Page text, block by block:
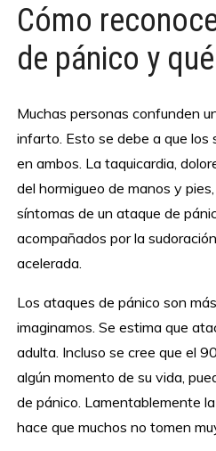
Cómo
de pánico y
Muchas personas confunden
infarto. Esto se debe a que los
en ambos. La taquicardia,
del hormigueo de manos y
síntomas de un ataque de
acompañados por la
acelerada.
Los ataques de pánico son
imaginamos. Se estima que
adulta. Incluso se cree que el
algún momento de su vida,
de pánico. Lamentablemente
hace que muchos no tomen